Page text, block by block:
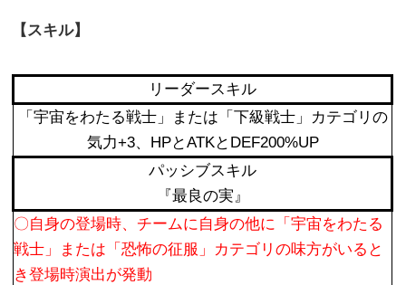
【スキル】
リーダースキル
「宇宙をわたる戦士」または「下級戦士」カテゴリの
気力+3、HPとATKとDEF200%UP
パッシブスキル
『最良の実』
〇自身の登場時、チームに自身の他に「宇宙をわたる
戦士」または「恐怖の征服」カテゴリの味方がいると
き登場時演出が発動